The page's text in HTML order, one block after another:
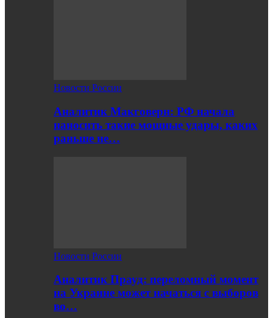
Новости России
Аналитик Макговерн: РФ начала
наносить такие мощные удары, каких
раньше не…
Новости России
Аналитик Прауд: переломный момент
на Украине может начаться с выборов
во…